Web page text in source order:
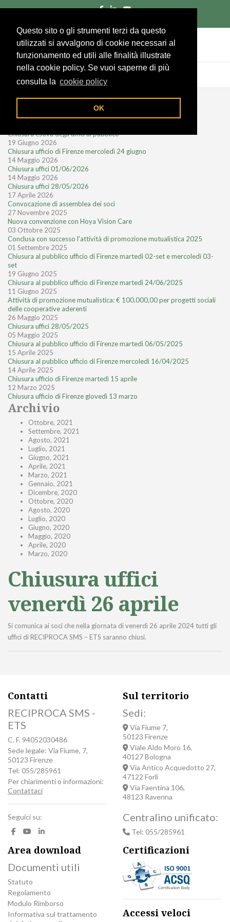
Questo sito o gli strumenti terzi da questo
utilizzati si avvalgono di cookie necessari al
funzionamento ed utili alle finalità illustrate
nella cookie policy. Se vuoi saperne di più
consulta la cookie policy
OK
Notizie recenti
Chiusura estiva degli uffici al pubblico
19 Giugno 2026
Chiusura ufficio di Firenze mercoledì 24 giugno
14 Maggio 2026
Chiusura uffici 01/06/2026
14 Maggio 2026
Chiusura uffici 28/05/2026
17 Aprile 2026
Convocazione di assemblea dei soci
27 Novembre 2025
Nuova convenzione con Hoya Vision Care
03 Ottobre 2025
Conclusa con successo l'attività di promozione mutualistica 2025
01 Settembre 2025
Chiusura al pubblico ufficio di Firenze martedì 02-set e mercoledì 03-
set
19 Giugno 2025
Chiusura al pubblico ufficio di Firenze martedì 24/06/2025
11 Giugno 2025
Attività di promozione mutualistica: € 100.000,00 per progetti sociali
delle cooperative aderenti
26 Maggio 2025
Chiusura uffici 28/05/2025
05 Maggio 2025
Chiusura al pubblico ufficio di Firenze martedì 06/05/2025
15 Aprile 2025
Chiusura al pubblico ufficio di Firenze mercoledì 16/04/2025
14 Aprile 2025
Chiusura ufficio di Firenze martedì 15 aprile
12 Marzo 2025
Chiusura ufficio di Firenze giovedì 13 marzo
Archivio
Ottobre, 2021
Settembre, 2021
Agosto, 2021
Luglio, 2021
Giugno, 2021
Aprile, 2021
Marzo, 2021
Gennaio, 2021
Dicembre, 2020
Ottobre, 2020
Agosto, 2020
Luglio, 2020
Giugno, 2020
Maggio, 2020
Aprile, 2020
Marzo, 2020
Chiusura uffici
venerdì 26 aprile
Si comunica ai soci che nella giornata di venerdì 26 aprile 2024 tutti gli
uffici di RECIPROCA SMS – ETS saranno chiusi.
Contatti
RECIPROCA SMS -
ETS
C. F. 94052030486
Sede legale: Via Fiume, 7,
50123 Firenze
Tel: 055/285961
Per chiarimenti o informazioni:
Contattaci
Seguici su:
Sul territorio
Sedi:
Via Fiume 7,
50123 Firenze
Viale Aldo Moro 16,
40127 Bologna
Via Antico Acquedotto 27,
47122 Forlì
Via Faentina 106,
48123 Ravenna
Centralino unificato:
Tel: 055/285961
Area download
Documenti utili
Statuto
Regolamento
Modulo Rimborso
Informativa sul trattamento
Certificazioni
Accessi veloci